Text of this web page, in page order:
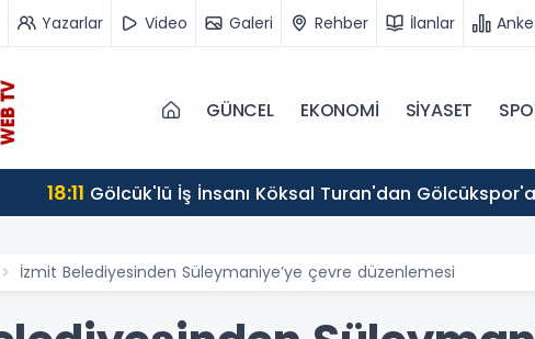
Yazarlar Video Galeri Rehber İlanlar
GÜNCEL EKONOMİ SİYASET
18:11 Gölcük'lü İş İnsanı Köksal Turan'dan
İzmit Belediyesinden Süleymaniye’ye çevre düzenlemesi